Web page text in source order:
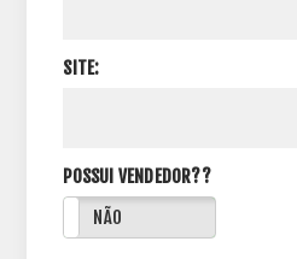
SITE:
POSSUI VENDEDOR??
NÃO